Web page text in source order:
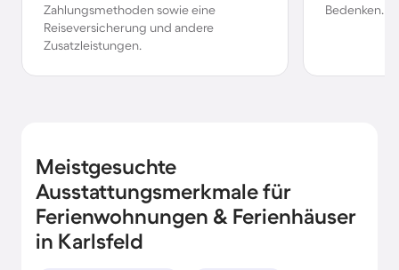
Zahlungsmethoden sowie eine
Reiseversicherung und andere
Zusatzleistungen.
Bedenken.
Meistgesuchte
Ausstattungsmerkmale für
Ferienwohnungen & Ferienhäuser
in Karlsfeld